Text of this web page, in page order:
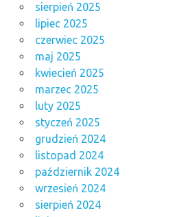
sierpień 2025
lipiec 2025
czerwiec 2025
maj 2025
kwiecień 2025
marzec 2025
luty 2025
styczeń 2025
grudzień 2024
listopad 2024
październik 2024
wrzesień 2024
sierpień 2024